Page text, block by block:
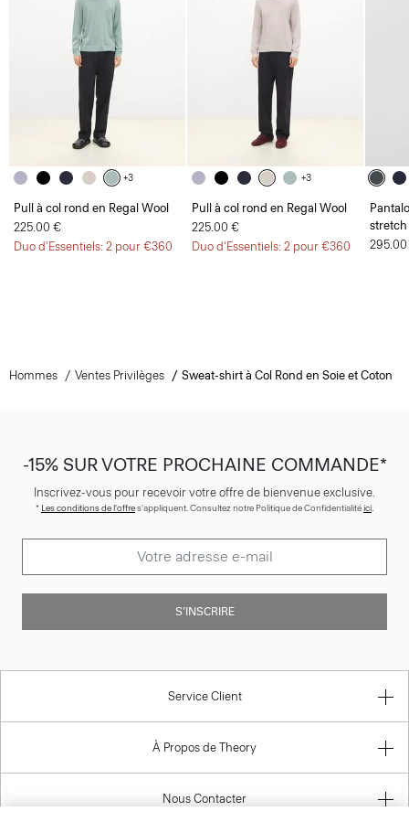
+3
Pull à col rond en Regal Wool
225.00 €
Duo d'Essentiels: 2 pour €360
+3
Pull à col rond en Regal Wool
225.00 €
Duo d'Essentiels: 2 pour €360
stretch
Hommes Ventes Privilèges Sweat-shirt à Col Rond en Soie et Coton
-15% SUR VOTRE PROCHAINE COMMANDE*
Inscrivez-vous pour recevoir votre offre de bienvenue exclusive.
* Les conditions de l'offres'appliquent. Consultez notre Politique de Confidentialitéici.
S’INSCRIRE
Service Client
À Propos de Theory
Nous Contacter